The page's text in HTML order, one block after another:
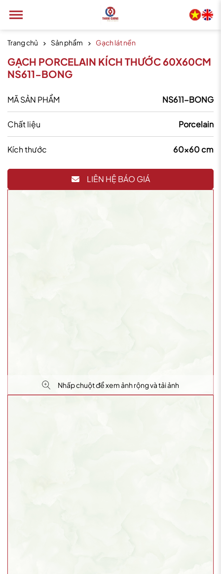
Trang chủ Sản phẩm Gạch lát nền
Nhấp chuột để xem ảnh rộng và tải ảnh
GẠCH PORCELAIN KÍCH THƯỚC 60X60CM
NS611-BONG
MÃ SẢN PHẨM NS611-BONG
Chất liệu Porcelain
Kích thước 60x60 cm
LIÊN HỆ BÁO GIÁ